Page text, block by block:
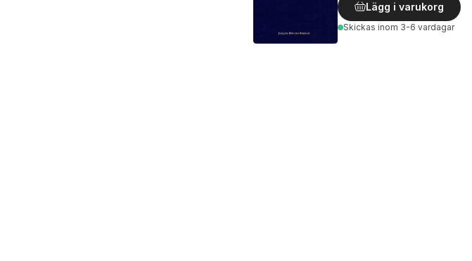
Lägg i varukorg
Skickas inom 3-6 vardagar